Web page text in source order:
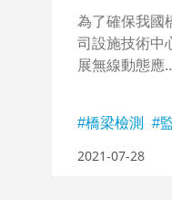
為了確保我國
司設施技術中
展無線動態應
橋梁檢測
2021-07-28